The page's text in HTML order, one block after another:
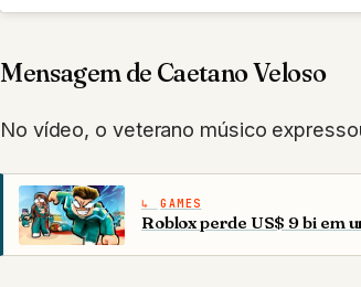
Mensagem de Caetano Veloso
No vídeo, o veterano músico
GAMES
Roblox perde US$ 9 bi em